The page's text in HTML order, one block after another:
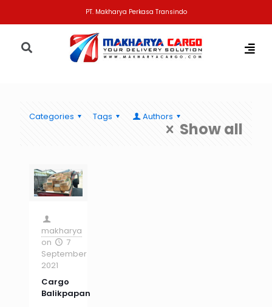
PT. Makharya Perkasa Transindo
Categories Tags Authors
Show all
makharya
on
7
September
2021
Cargo
Balikpapan